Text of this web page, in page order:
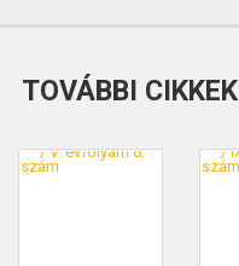
TOVÁBBI